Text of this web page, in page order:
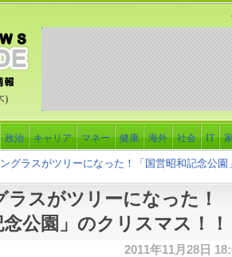
)
政治 キャリア マネー 健康 海外 社会 IT
グラスがツリーになった！「国営昭和記念公園
ラスがツリーになった！
念公園」のクリスマス！！
2011年11月28日